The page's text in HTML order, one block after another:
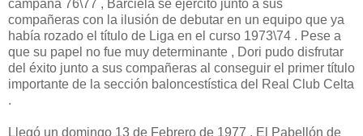
campaña 76\77 , Barciela se ejercitó junto a sus
compañeras con la ilusión de debutar en un equipo que ya
había rozado el título de Liga en el curso 1973\74 . Pese a
que su papel no fue muy determinante , Dori pudo disfrutar
del éxito junto a sus compañeras al conseguir el primer título
importante de la sección baloncestística del Real Club Celta
.
Llegó un domingo 13 de Febrero de 1977 . El Pabellón de